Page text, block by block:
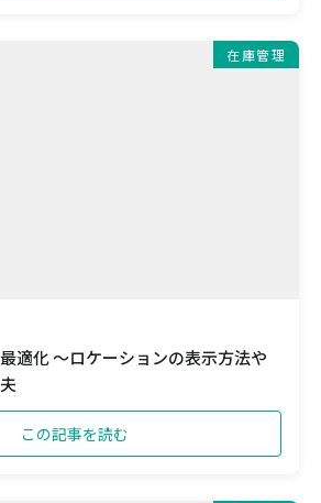
在庫管理
適化 ～ロケーションの表示方法や
この記事を読む